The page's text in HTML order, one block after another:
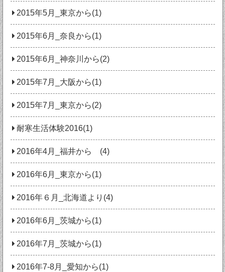
2015年5月_東京から(1)
2015年6月_奈良から(1)
2015年6月_神奈川から(2)
2015年7月_大阪から(1)
2015年7月_東京から(2)
耐寒生活体験2016(1)
2016年4月_福井から (4)
2016年6月_東京から(1)
2016年６月_北海道より(4)
2016年6月_茨城から(1)
2016年7月_茨城から(1)
2016年7-8月_愛知から(1)